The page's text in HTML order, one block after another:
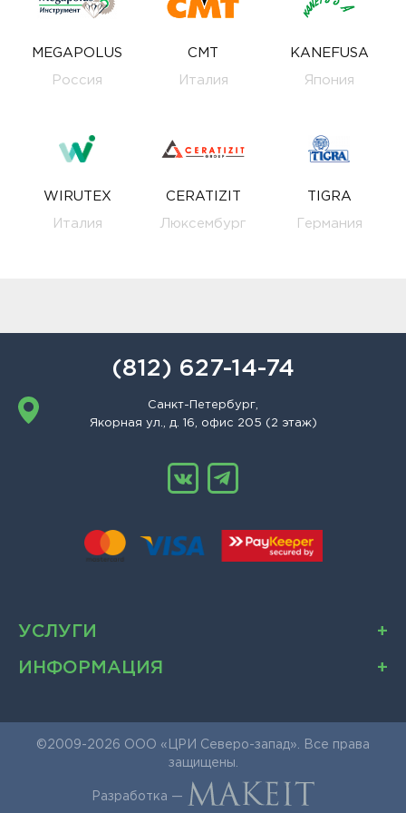
MEGAPOLUS
Россия
CMT
Италия
KANEFUSA
Япония
WIRUTEX
Италия
CERATIZIT
Люксембург
TIGRA
Германия
(812) 627-14-74
Санкт-Петербург,
Якорная ул., д. 16, офис 205 (2 этаж)
УСЛУГИ
ИНФОРМАЦИЯ
©2009-2026 ООО «ЦРИ Северо-запад». Все права
защищены.
Разработка —